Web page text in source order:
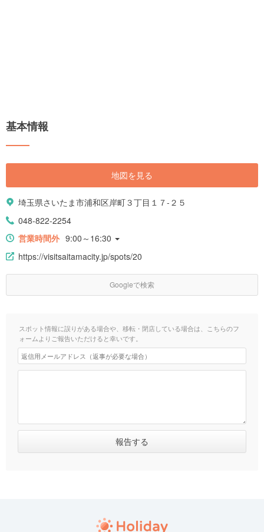
基本情報
地図を見る
埼玉県さいたま市浦和区岸町３丁目１７-２５
048-822-2254
営業時間外 9:00～16:30
https://visitsaitamacity.jp/spots/20
Googleで検索
スポット情報に誤りがある場合や、移転・閉店している場合は、こちらのフ
ォームよりご報告いただけると幸いです。